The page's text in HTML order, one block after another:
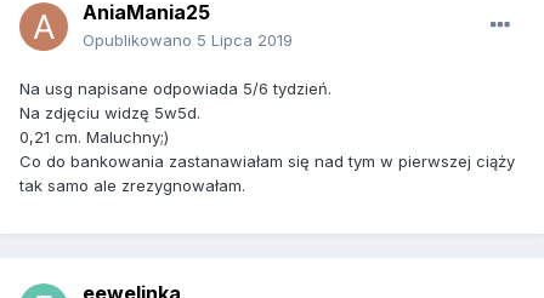
AniaMania25
Opublikowano 5 Lipca 2019
Na usg napisane odpowiada 5/6 tydzień.
Na zdjęciu widzę 5w5d.
0,21 cm. Maluchny;)
Co do bankowania zastanawiałam się nad tym w pierwszej ciąży
tak samo ale zrezygnowałam.
eewelinka